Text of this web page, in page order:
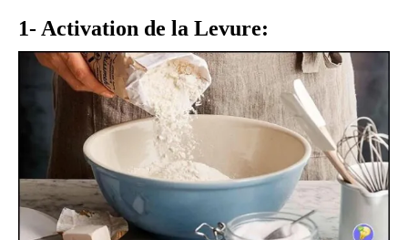
1- Activation de la Levure: